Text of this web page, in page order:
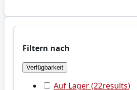
Filtern nach
Verfügbarkeit
Auf Lager(22results)